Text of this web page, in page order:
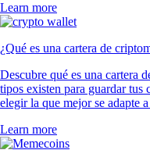
Learn more
¿Qué es una cartera de
Descubre qué es una cartera
tipos existen para guardar tus
elegir la que mejor se adapte
Learn more